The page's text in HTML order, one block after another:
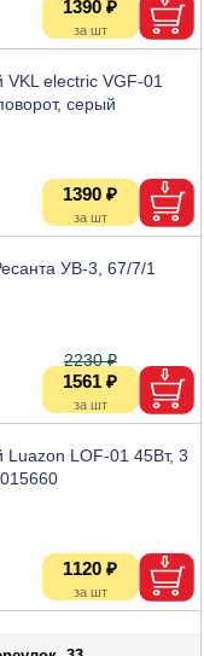
1390 ₽
electric VGF-01
серый
1390 ₽
УВ-3, 67/7/1
1561 ₽
2230 ₽
Luazon LOF-01 45Вт, 3
1120 ₽